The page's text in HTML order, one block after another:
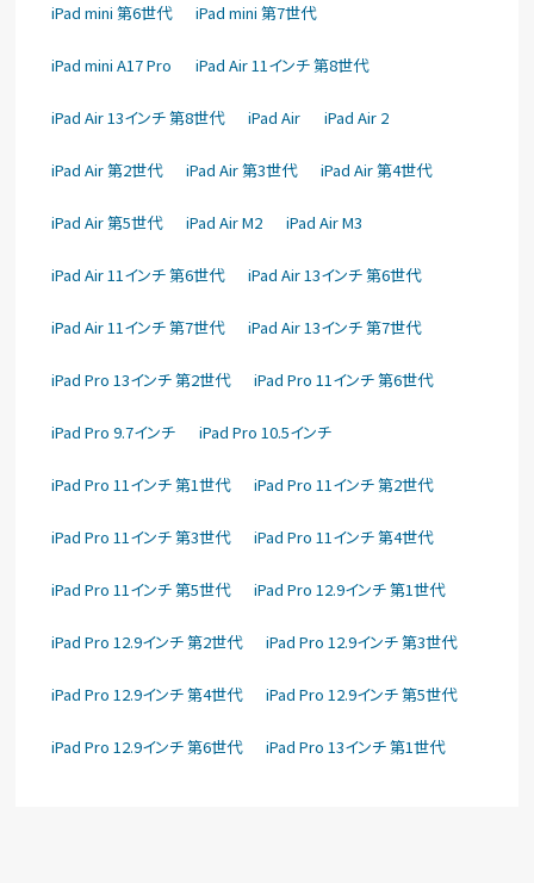
iPad mini 第6世代 iPad mini 第7世代
iPad mini A17 Pro iPad Air 11インチ 第8世代
iPad Air 13インチ 第8世代 iPad Air iPad Air 2
iPad Air 第2世代 iPad Air 第3世代 iPad Air 第4世代
iPad Air 第5世代 iPad Air M2 iPad Air M3
iPad Air 11インチ 第6世代 iPad Air 13インチ 第6世代
iPad Air 11インチ 第7世代 iPad Air 13インチ 第7世代
iPad Pro 13インチ 第2世代 iPad Pro 11インチ 第6世代
iPad Pro 9.7インチ iPad Pro 10.5インチ
iPad Pro 11インチ 第1世代 iPad Pro 11インチ 第2世代
iPad Pro 11インチ 第3世代 iPad Pro 11インチ 第4世代
iPad Pro 11インチ 第5世代 iPad Pro 12.9インチ 第1世代
iPad Pro 12.9インチ 第2世代 iPad Pro 12.9インチ 第3世代
iPad Pro 12.9インチ 第4世代 iPad Pro 12.9インチ 第5世代
iPad Pro 12.9インチ 第6世代 iPad Pro 13インチ 第1世代